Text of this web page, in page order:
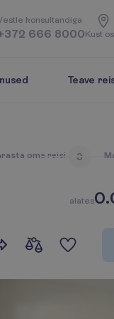
estle konsultandiga
666 8000Kust os
Teave
rasta oma reisi 3 M
alates